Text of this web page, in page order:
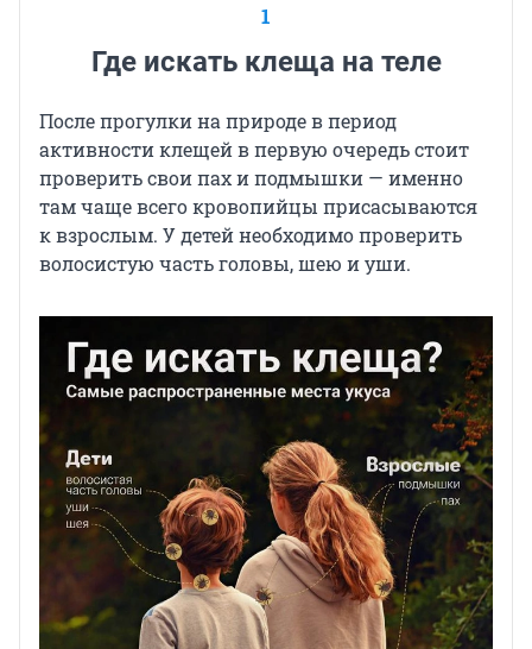
1
Где искать клеща на теле
После прогулки на природе в период
активности клещей в первую очередь стоит
проверить свои пах и подмышки — именно
там чаще всего кровопийцы присасываются
к взрослым. У детей необходимо проверить
волосистую часть головы, шею и уши.